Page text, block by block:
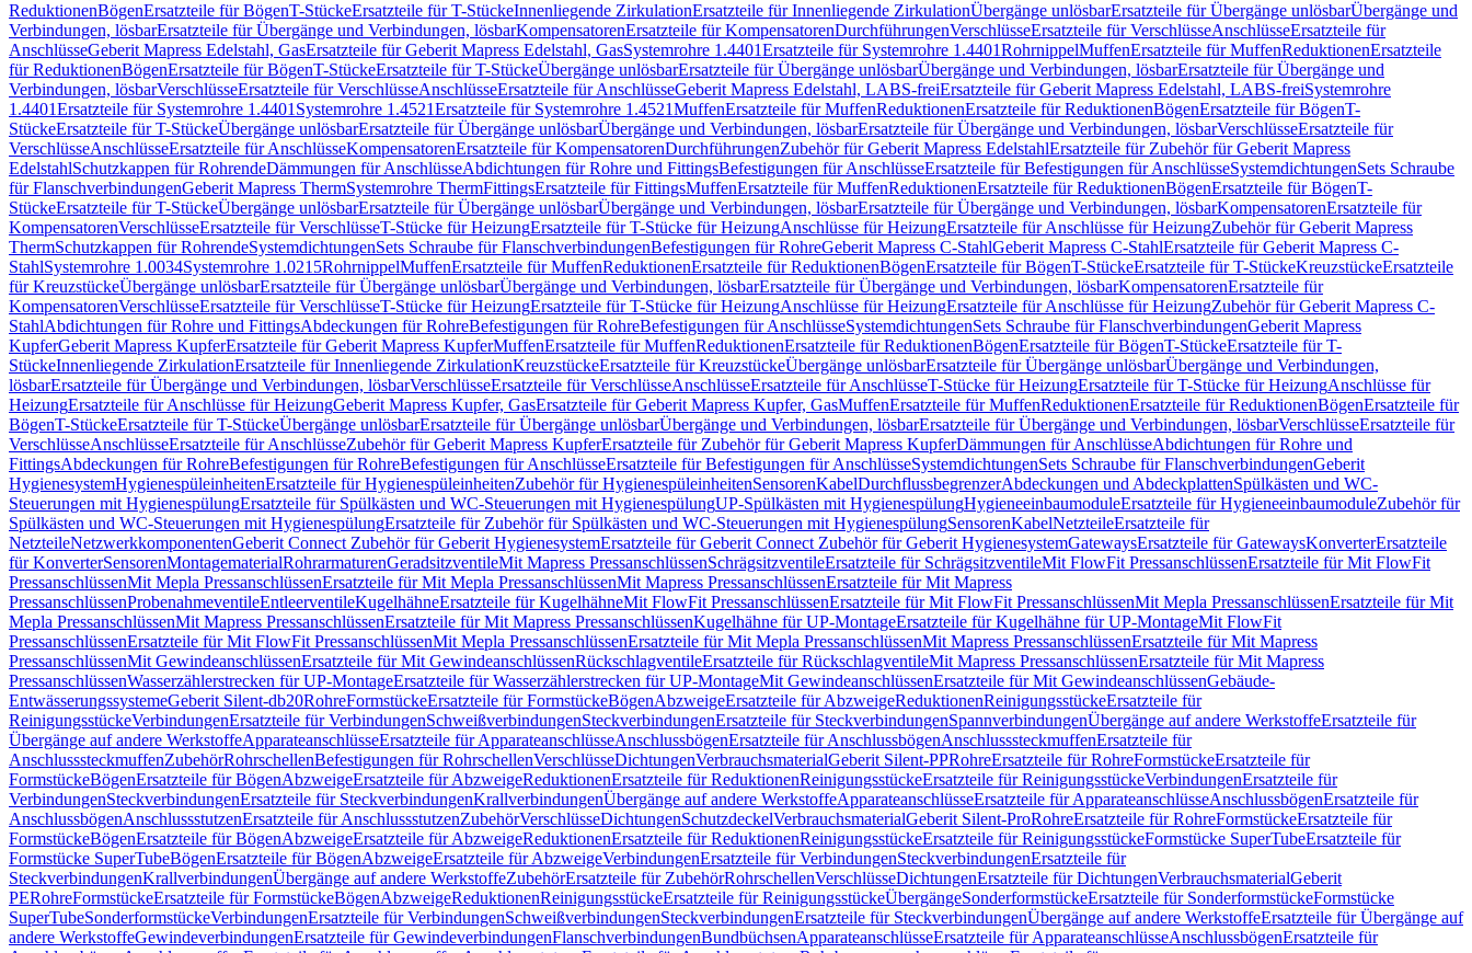
ReduktionenBögenErsatzteile für BögenT-StückeErsatzteile für T-StückeInnenliegende ZirkulationErsatzteile für Innenliegende ZirkulationÜbergänge unlösbarErsatzteile für Übergänge unlösbarÜbergänge und
Verbindungen, lösbarErsatzteile für Übergänge und Verbindungen, lösbarKompensatorenErsatzteile für KompensatorenDurchführungenVerschlüsseErsatzteile für VerschlüsseAnschlüsseErsatzteile für
AnschlüsseGeberit Mapress Edelstahl, GasErsatzteile für Geberit Mapress Edelstahl, GasSystemrohre 1.4401Ersatzteile für Systemrohre 1.4401RohrnippelMuffenErsatzteile für MuffenReduktionenErsatzteile
für ReduktionenBögenErsatzteile für BögenT-StückeErsatzteile für T-StückeÜbergänge unlösbarErsatzteile für Übergänge unlösbarÜbergänge und Verbindungen, lösbarErsatzteile für Übergänge und
Verbindungen, lösbarVerschlüsseErsatzteile für VerschlüsseAnschlüsseErsatzteile für AnschlüsseGeberit Mapress Edelstahl, LABS-freiErsatzteile für Geberit Mapress Edelstahl, LABS-freiSystemrohre
1.4401Ersatzteile für Systemrohre 1.4401 Systemrohre 1.4521Ersatzteile für Systemrohre 1.4521MuffenErsatzteile für MuffenReduktionenErsatzteile für ReduktionenBögenErsatzteile für BögenT-
StückeErsatzteile für T-StückeÜbergänge unlösbarErsatzteile für Übergänge unlösbarÜbergänge und Verbindungen, lösbarErsatzteile für Übergänge und Verbindungen, lösbarVerschlüsseErsatzteile für
VerschlüsseAnschlüsseErsatzteile für AnschlüsseKompensatorenErsatzteile für KompensatorenDurchführungenZubehör für Geberit Mapress EdelstahlErsatzteile für Zubehör für Geberit Mapress
EdelstahlSchutzkappen für RohrendeDämmungen für AnschlüsseAbdichtungen für Rohre und FittingsBefestigungen für AnschlüsseErsatzteile für Befestigungen für AnschlüsseSystemdichtungenSets Schraube
für FlanschverbindungenGeberit Mapress ThermSystemrohre ThermFittingsErsatzteile für FittingsMuffenErsatzteile für MuffenReduktionenErsatzteile für ReduktionenBögenErsatzteile für BögenT-
StückeErsatzteile für T-StückeÜbergänge unlösbarErsatzteile für Übergänge unlösbarÜbergänge und Verbindungen, lösbarErsatzteile für Übergänge und Verbindungen, lösbarKompensatorenErsatzteile für
KompensatorenVerschlüsseErsatzteile für VerschlüsseT-Stücke für HeizungErsatzteile für T-Stücke für HeizungAnschlüsse für HeizungErsatzteile für Anschlüsse für HeizungZubehör für Geberit Mapress
ThermSchutzkappen für RohrendeSystemdichtungenSets Schraube für FlanschverbindungenBefestigungen für RohreGeberit Mapress C-StahlGeberit Mapress C-StahlErsatzteile für Geberit Mapress C-
StahlSystemrohre 1.0034Systemrohre 1.0215RohrnippelMuffenErsatzteile für MuffenReduktionenErsatzteile für ReduktionenBögenErsatzteile für BögenT-StückeErsatzteile für T-StückeKreuzstückeErsatzteile
für KreuzstückeÜbergänge unlösbarErsatzteile für Übergänge unlösbarÜbergänge und Verbindungen, lösbarErsatzteile für Übergänge und Verbindungen, lösbarKompensatorenErsatzteile für
KompensatorenVerschlüsseErsatzteile für VerschlüsseT-Stücke für HeizungErsatzteile für T-Stücke für HeizungAnschlüsse für HeizungErsatzteile für Anschlüsse für HeizungZubehör für Geberit Mapress C-
StahlAbdichtungen für Rohre und FittingsAbdeckungen für RohreBefestigungen für RohreBefestigungen für AnschlüsseSystemdichtungenSets Schraube für FlanschverbindungenGeberit Mapress
KupferGeberit Mapress KupferErsatzteile für Geberit Mapress KupferMuffenErsatzteile für MuffenReduktionenErsatzteile für ReduktionenBögenErsatzteile für BögenT-StückeErsatzteile für T-
StückeInnenliegende ZirkulationErsatzteile für Innenliegende ZirkulationKreuzstückeErsatzteile für KreuzstückeÜbergänge unlösbarErsatzteile für Übergänge unlösbarÜbergänge und Verbindungen,
lösbarErsatzteile für Übergänge und Verbindungen, lösbarVerschlüsseErsatzteile für VerschlüsseAnschlüsseErsatzteile für AnschlüsseT-Stücke für HeizungErsatzteile für T-Stücke für HeizungAnschlüsse für
HeizungErsatzteile für Anschlüsse für HeizungGeberit Mapress Kupfer, GasErsatzteile für Geberit Mapress Kupfer, GasMuffenErsatzteile für MuffenReduktionenErsatzteile für ReduktionenBögenErsatzteile für
BögenT-StückeErsatzteile für T-StückeÜbergänge unlösbarErsatzteile für Übergänge unlösbarÜbergänge und Verbindungen, lösbarErsatzteile für Übergänge und Verbindungen, lösbarVerschlüsseErsatzteile für
VerschlüsseAnschlüsseErsatzteile für AnschlüsseZubehör für Geberit Mapress KupferErsatzteile für Zubehör für Geberit Mapress KupferDämmungen für AnschlüsseAbdichtungen für Rohre und
FittingsAbdeckungen für RohreBefestigungen für RohreBefestigungen für AnschlüsseErsatzteile für Befestigungen für AnschlüsseSystemdichtungenSets Schraube für FlanschverbindungenGeberit
HygienesystemHygienespüleinheitenErsatzteile für HygienespüleinheitenZubehör für HygienespüleinheitenSensorenKabelDurchflussbegrenzerAbdeckungen und AbdeckplattenSpülkästen und WC-
Steuerungen mit HygienespülungErsatzteile für Spülkästen und WC-Steuerungen mit HygienespülungUP-Spülkästen mit HygienespülungHygieneeinbaumoduleErsatzteile für HygieneeinbaumoduleZubehör für
Spülkästen und WC-Steuerungen mit HygienespülungErsatzteile für Zubehör für Spülkästen und WC-Steuerungen mit HygienespülungSensorenKabelNetzteileErsatzteile für
NetzteileNetzwerkkomponentenGeberit Connect Zubehör für Geberit HygienesystemErsatzteile für Geberit Connect Zubehör für Geberit HygienesystemGatewaysErsatzteile für GatewaysKonverterErsatzteile
für KonverterSensorenMontagematerialRohrarmaturenGeradsitzventileMit Mapress PressanschlüssenSchrägsitzventileErsatzteile für SchrägsitzventileMit FlowFit PressanschlüssenErsatzteile für Mit FlowFit
PressanschlüssenMit Mepla PressanschlüssenErsatzteile für Mit Mepla PressanschlüssenMit Mapress PressanschlüssenErsatzteile für Mit Mapress
PressanschlüssenProbenahmeventileEntleerventileKugelhähneErsatzteile für KugelhähneMit FlowFit PressanschlüssenErsatzteile für Mit FlowFit PressanschlüssenMit Mepla PressanschlüssenErsatzteile für Mit
Mepla PressanschlüssenMit Mapress PressanschlüssenErsatzteile für Mit Mapress PressanschlüssenKugelhähne für UP-MontageErsatzteile für Kugelhähne für UP-MontageMit FlowFit
PressanschlüssenErsatzteile für Mit FlowFit PressanschlüssenMit Mepla PressanschlüssenErsatzteile für Mit Mepla PressanschlüssenMit Mapress PressanschlüssenErsatzteile für Mit Mapress
PressanschlüssenMit GewindeanschlüssenErsatzteile für Mit GewindeanschlüssenRückschlagventileErsatzteile für RückschlagventileMit Mapress PressanschlüssenErsatzteile für Mit Mapress
PressanschlüssenWasserzählerstrecken für UP-MontageErsatzteile für Wasserzählerstrecken für UP-MontageMit GewindeanschlüssenErsatzteile für Mit GewindeanschlüssenGebäude-
EntwässerungssystemeGeberit Silent-db20RohreFormstückeErsatzteile für FormstückeBögenAbzweigeErsatzteile für AbzweigeReduktionenReinigungsstückeErsatzteile für
ReinigungsstückeVerbindungenErsatzteile für VerbindungenSchweißverbindungenSteckverbindungenErsatzteile für SteckverbindungenSpannverbindungenÜbergänge auf andere WerkstoffeErsatzteile für
Übergänge auf andere WerkstoffeApparateanschlüsseErsatzteile für ApparateanschlüsseAnschlussbögenErsatzteile für AnschlussbögenAnschlusssteckmuffenErsatzteile für
AnschlusssteckmuffenZubehörRohrschellenBefestigungen für RohrschellenVerschlüsseDichtungenVerbrauchsmaterialGeberit Silent-PPRohreErsatzteile für RohreFormstückeErsatzteile für
FormstückeBögenErsatzteile für BögenAbzweigeErsatzteile für AbzweigeReduktionenErsatzteile für ReduktionenReinigungsstückeErsatzteile für ReinigungsstückeVerbindungenErsatzteile für
VerbindungenSteckverbindungenErsatzteile für SteckverbindungenKrallverbindungenÜbergänge auf andere WerkstoffeApparateanschlüsseErsatzteile für ApparateanschlüsseAnschlussbögenErsatzteile für
AnschlussbögenAnschlussstutzenErsatzteile für AnschlussstutzenZubehörVerschlüsseDichtungenSchutzdeckelVerbrauchsmaterialGeberit Silent-ProRohreErsatzteile für RohreFormstückeErsatzteile für
FormstückeBögenErsatzteile für BögenAbzweigeErsatzteile für AbzweigeReduktionenErsatzteile für ReduktionenReinigungsstückeErsatzteile für ReinigungsstückeFormstücke SuperTubeErsatzteile für
Formstücke SuperTubeBögenErsatzteile für BögenAbzweigeErsatzteile für AbzweigeVerbindungenErsatzteile für VerbindungenSteckverbindungenErsatzteile für
SteckverbindungenKrallverbindungenÜbergänge auf andere WerkstoffeZubehörErsatzteile für ZubehörRohrschellenVerschlüsseDichtungenErsatzteile für DichtungenVerbrauchsmaterialGeberit
PERohreFormstückeErsatzteile für FormstückeBögenAbzweigeReduktionenReinigungsstückeErsatzteile für ReinigungsstückeÜbergängeSonderformstückeErsatzteile für SonderformstückeFormstücke
SuperTubeSonderformstückeVerbindungenErsatzteile für VerbindungenSchweißverbindungenSteckverbindungenErsatzteile für SteckverbindungenÜbergänge auf andere WerkstoffeErsatzteile für Übergänge auf
andere WerkstoffeGewindeverbindungenErsatzteile für GewindeverbindungenFlanschverbindungenBundbüchsenApparateanschlüsseErsatzteile für ApparateanschlüsseAnschlussbögenErsatzteile für